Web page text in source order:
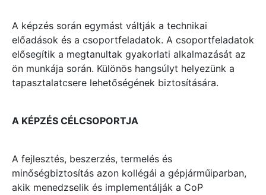
A képzés során egymást váltják a technikai
előadások és a csoportfeladatok. A csoportfeladatok
elősegítik a megtanultak gyakorlati alkalmazását az
ön munkája során. Különös hangsúlyt helyezünk a
tapasztalatcsere lehetőségének biztosítására.
A KÉPZÉS CÉLCSOPORTJA
A fejlesztés, beszerzés, termelés és
minőségbiztosítás azon kollégái a gépjárműiparban,
akik menedzselik és implementálják a CoP